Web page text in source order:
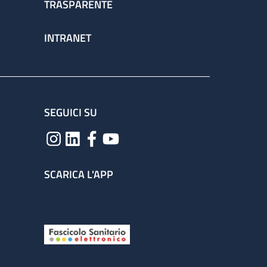
TRASPARENTE
INTRANET
SEGUICI SU
SCARICA L'APP